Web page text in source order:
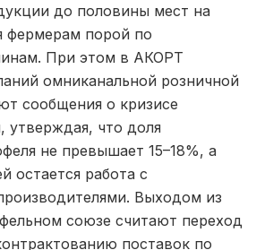
до половины мест на
фермерам порой по
При этом в АКОРТ
омниканальной розничной
сообщения о кризисе
утверждая, что доля
не превышает 15–18%, а
остается работа с
Выходом из
союзе считают переход
поставок по